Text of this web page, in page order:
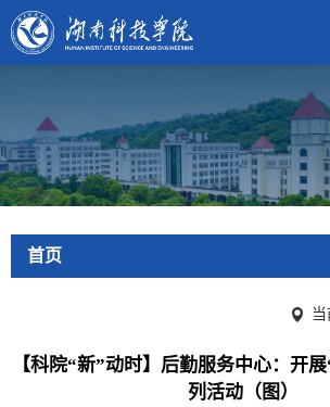
首页
当
【科院“新”动时】后勤服务中心：开
列活动（图）